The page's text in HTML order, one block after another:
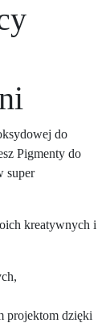
do
Pigmenty do
super
kreatywnych i
projektom dzięki